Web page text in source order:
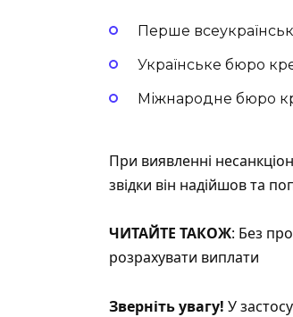
Перше
Українське бюро
Міжнародне бюро
При виявленні
звідки він надійшов та
ЧИТАЙТЕ ТАКОЖ: Без
розрахувати виплати
Зверніть увагу! У